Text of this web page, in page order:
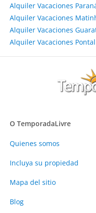
Alquiler Vacaciones
Alquiler Vacaciones
Alquiler Vacaciones
Alquiler Vacaciones
O TemporadaLivre
Quienes somos
Incluya su propiedad
Mapa del sitio
Blog